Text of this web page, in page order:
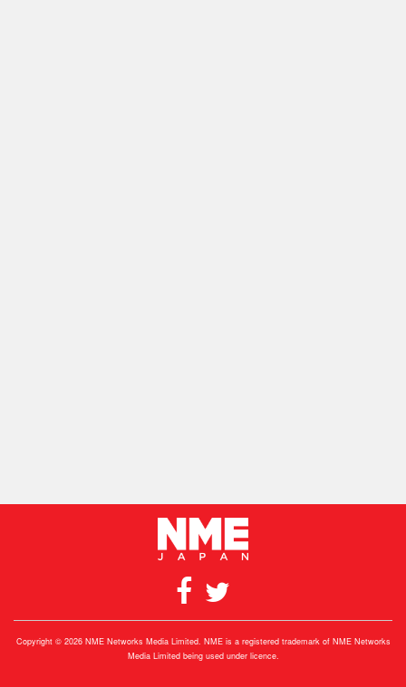
Copyright © 2026 NME Networks Media Limited. NME is a registered trademark of NME Networks
Media Limited being used under licence.